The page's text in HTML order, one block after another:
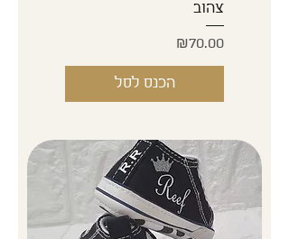
צהוב
Price
₪70.00
הכנס לסל